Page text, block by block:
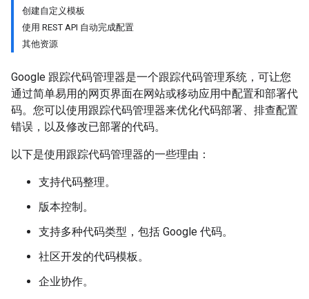
创建自定义模板
使用 REST API 自动完成配置
其他资源
Google 跟踪代码管理器是一个跟踪代码管理系统，可让您
通过简单易用的网页界面在网站或移动应用中配置和部署代
码。您可以使用跟踪代码管理器来优化代码部署、排查配置
错误，以及修改已部署的代码。
以下是使用跟踪代码管理器的一些理由：
支持代码整理。
版本控制。
支持多种代码类型，包括 Google 代码。
社区开发的代码模板。
企业协作。